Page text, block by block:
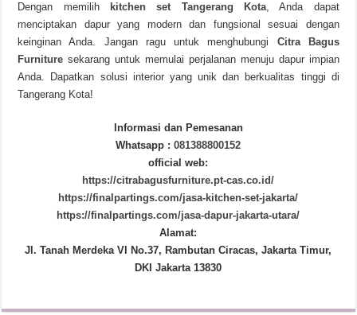
Dengan memilih kitchen set Tangerang Kota, Anda dapat
menciptakan dapur yang modern dan fungsional sesuai dengan
keinginan Anda. Jangan ragu untuk menghubungi
Citra Bagus
Furniture sekarang untuk memulai perjalanan menuju dapur impian
Anda. Dapatkan solusi interior yang unik dan berkualitas tinggi di
Tangerang Kota!
Informasi dan Pemesanan
Whatsapp :081388800152
official web:
https://citrabagusfurniture.pt-cas.co.id/
https://finalpartings.com/jasa-kitchen-set-jakarta/
https://finalpartings.com/jasa-dapur-jakarta-utara/
Alamat:
Jl. Tanah Merdeka VI No.37, Rambutan Ciracas, Jakarta Timur,
DKI Jakarta 13830